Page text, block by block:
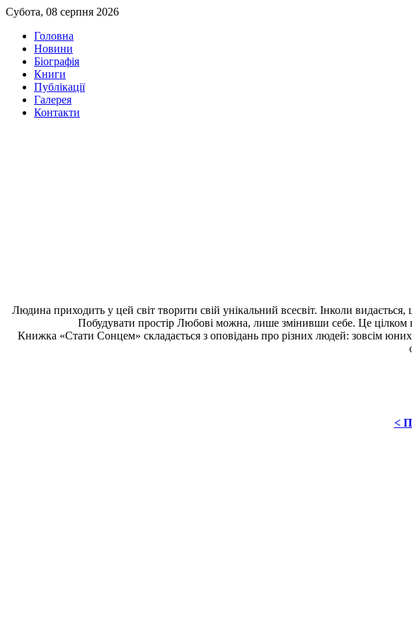
Субота, 08 серпня 2026
Головна
Новини
Біографія
Книги
Публікації
Галерея
Контакти
Людина приходить у цей світ творити свій унікальний всесвіт. Інколи
Побудувати простір Любові можна, лише змінивши себе. Це цілком
Книжка «Стати Сонцем» складається з оповідань про різних людей: зовсім
<